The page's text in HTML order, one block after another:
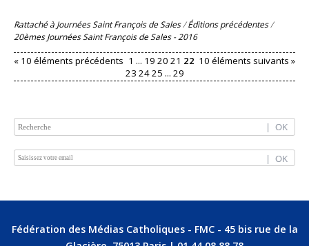
Rattaché à Journées Saint François de Sales/Éditions précédentes/
20èmes Journées Saint François de Sales - 2016
« 10 éléments précédents 10 éléments suivants »
1 ... 19 20 21 22
23 2425 ... 29
Fédération des Médias Catholiques - FMC - 45 bis rue de la